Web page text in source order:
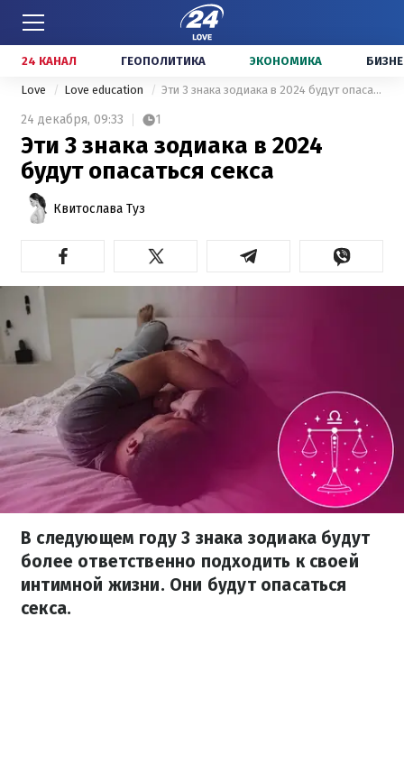
24 КАНАЛ ГЕОПОЛИТИКА ЭКОНОМИКА
Love Love education Эти 3 знака зодиака в 2024 будут опасаться секса
24 декабря, 09:33 1
Эти 3 знака зодиака в 2024
будут опасаться секса
Квитослава Туз
В следующем году 3 знака зодиака будут
более ответственно подходить к своей
интимной жизни. Они будут опасаться
секса.